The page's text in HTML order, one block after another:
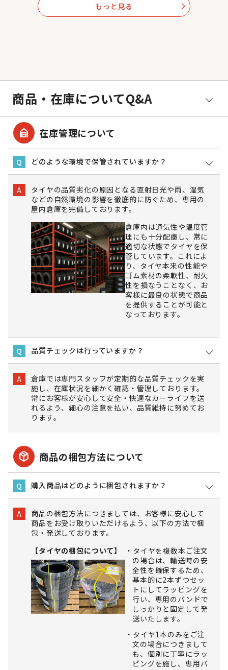
もっと見る arrow_forward_ios
商品・在庫についてQ&A
garage_home 在庫管理について
Q どのような環境で保管されていますか？
A
タイヤの品質劣化の原因となる直射日光や雨、湿気
などの自然環境の影響を徹底的に防ぐため、専用の
屋内倉庫を完備しております。
倉庫内は通気性や温度管
理にも十分配慮し、常に
適切な状態でタイヤを保
管しています。これによ
り、タイヤ本来の性能や
ゴム素材の柔軟性、耐久
性を損なうことなく、お
客様に最良の状態で商品
を提供することが可能と
なっております。
Q 品質チェックは行っていますか？
A
倉庫では専門スタッフが定期的な品質チェックを実
施し、在庫状況を細かく確認・管理しております。
常にお客様が安心して安全・快適なカーライフを送
れるよう、細心の注意を払い、品質維持に努めてお
ります。
package_2 商品の梱包方法について
Q 購入商品はどのように梱包されますか？
A
商品の梱包方法につきましては、お客様に安心して
商品をお受け取りいただけるよう、以下の方法で梱
包・発送しております。
【タイヤの梱包について】
タイヤを複数本ご注文
の場合は、輸送時の安
全性を確保するため、
基本的に2本ずつセッ
トにしてラッピングを
行い、専用のバンドで
しっかりと固定して発
送いたします。
タイヤ1本のみをご注
文の場合につきまして
も、個別に丁寧にラッ
ピングを施し、専用バ